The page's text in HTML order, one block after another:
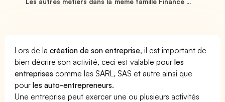
Lors de lacréation de son entreprise, il est important de
bien décrire son activité, ceci est valable pourles
entreprises comme les SARL, SAS et autre ainsi que
pourles auto-entrepreneurs.
Une entreprise peut exercer une ou plusieurs activités